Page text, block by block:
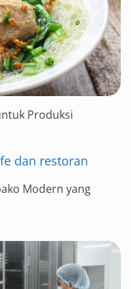
Produksi
Modern yang